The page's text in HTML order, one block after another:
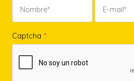
Captcha *